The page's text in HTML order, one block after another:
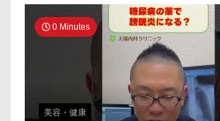
0 Minutes
美容・健康